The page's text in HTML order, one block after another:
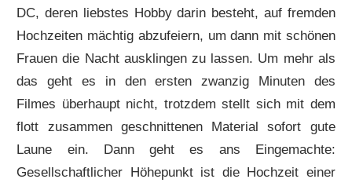
DC, deren liebstes Hobby darin besteht, auf fremden
Hochzeiten mächtig abzufeiern, um dann mit schönen
Frauen die Nacht ausklingen zu lassen. Um mehr als
das geht es in den ersten zwanzig Minuten des
Filmes überhaupt nicht, trotzdem stellt sich mit dem
flott zusammen geschnittenen Material sofort gute
Laune ein. Dann geht es ans Eingemachte:
Gesellschaftlicher Höhepunkt ist die Hochzeit einer